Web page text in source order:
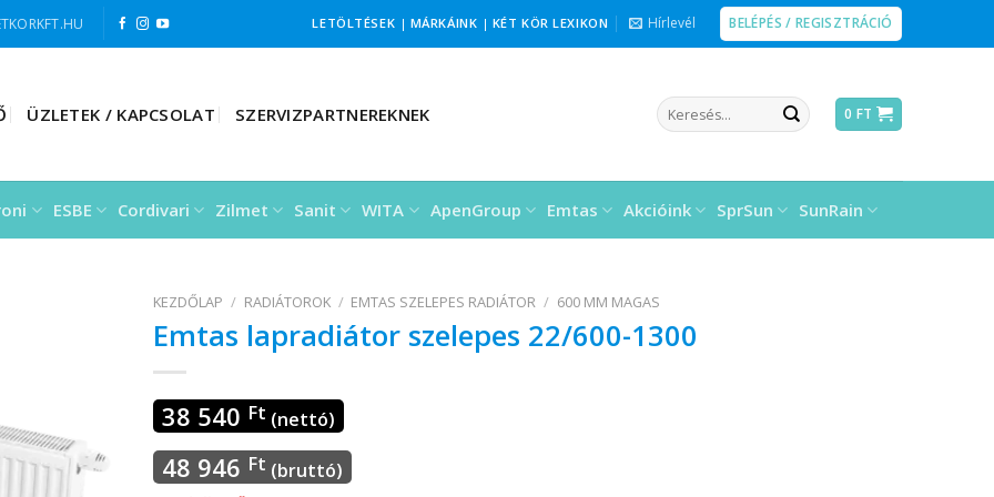
LETÖLTÉSEK | MÁRKÁINK | KÉT KÖR LEXIKON Hírlevél BELÉPÉS / REGISZTRÁCIÓ
ÜZLETEK / KAPCSOLAT SZERVIZPARTNEREKNEK
Keresés
a
0 FT
ESBE Cordivari Zilmet Sanit WITA ApenGroup Emtas Akcióink SprSun SunRain
KEZDŐLAP / RADIÁTOROK / EMTAS SZELEPES RADIÁTOR / 600 MM MAGAS
Emtas lapradiátor szelepes 22/600-1300
38 540 Ft (nettó)
48 946 Ft (bruttó)